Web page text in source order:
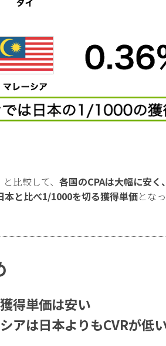
比較して、 各国のCPAは大幅に安く
本と比べ1/1000を切る獲得単価とな
得単価は安い
アは日本よりもCVRが低